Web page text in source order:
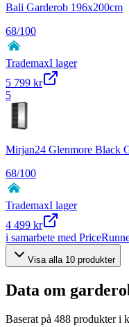
Bali Garderob 196x200cm
68/100
TrademaxI lager
5 799 kr
5
Mirjan24 Glenmore Black
68/100
TrademaxI lager
4 499 kr
i samarbete med
Visa alla 10 produkter
Data om
Baserat på 488 produkter i